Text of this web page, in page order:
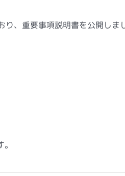
、重要事項説明書を公開しま